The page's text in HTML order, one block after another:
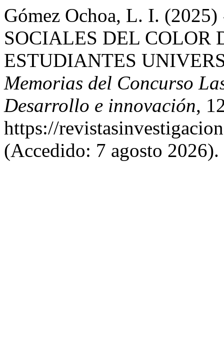
Gómez Ochoa, L. I.
SOCIALES DEL COLOR
ESTUDIANTES
Memorias del Concurso
Desarrollo e innovación,
https://
(Accedido: 7 agosto 2026).